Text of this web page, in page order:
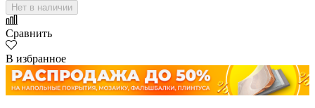
Нет в наличии
Сравнить
В избранное